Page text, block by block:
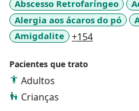
Abscesso Retrofaríngeo
Alergia aos ácaros do pó
Amigdalite
+154
Pacientes que trato
Adultos
Crianças